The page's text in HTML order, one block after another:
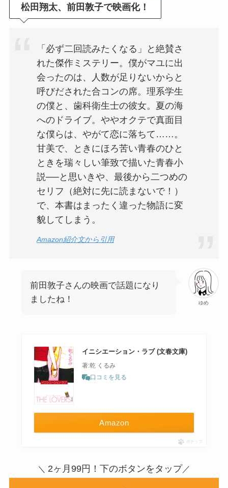
松田翔太、前田敦子で映画化！
「必ず二回読みたくなる」と絶賛さ
れた傑作ミステリー。僕がマユに出
会ったのは、人数が足りないからと
呼びだされた合コンの席。理系学生
の僕と、歯科衛生士の彼女。夏の海
へのドライブ。ややオクテで真面目
な僕らは、やがて恋に落ちて……。
甘美で、ときにほろ苦い青春のひと
ときを瑞々しい筆致で描いた青春小
説──と思いきや、最後から二つめの
セリフ（絶対に先に読まないで！）
で、本書はまったく違った物語に変
貌してしまう。
Amazon紹介文から引用
ゆめ
前田敦子さんの映画で話題になり
ましたね！
イニシエーション・ラブ (文春文庫)
著:乾 くるみ
口コミを見る
Amazon
ポチップ
＼ 2ヶ月99円！下のボタンをタップ／